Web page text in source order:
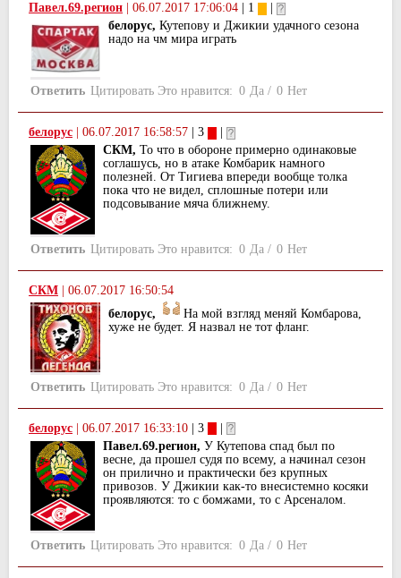
Павел.69.регион 06.07.2017 17:06:04 | 1
белорус, Кутепову и Джикии удачного сезона
надо на чм мира играть
Ответить Цитировать Это нравится: 0 Да / 0 Нет
белорус 06.07.2017 16:58:57 | 3
СКМ, То что в обороне примерно одинаковые
соглашусь, но в атаке Комбарик намного
полезней. От Тигиева впереди вообще толка
пока что не видел, сплошные потери или
подсовывание мяча ближнему.
Ответить Цитировать Это нравится: 0 Да / 0 Нет
СКМ
06.07.2017 16:50:54
белорус,
На мой взгляд меняй Комбарова,
хуже не будет. Я назвал не тот фланг.
Ответить Цитировать Это нравится: 0 Да / 0 Нет
белорус | 06.07.2017 16:33:10 | 3
|
Павел.69.регион, У Кутепова спад был по
весне, да прошел судя по всему, а начинал сезон
он прилично и практически без крупных
привозов. У Джикии как-то внесистемно косяки
проявляются: то с бомжами, то с Арсеналом.
Ответить Цитировать Это нравится: 0 Да / 0 Нет